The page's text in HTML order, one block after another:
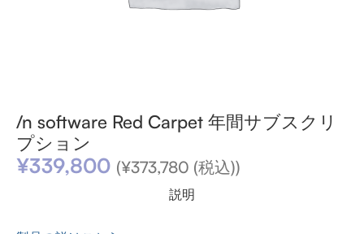
/n software Red Carpet 年間サブスクリ
プション
¥339,800 (¥373,780 (税込))
説明